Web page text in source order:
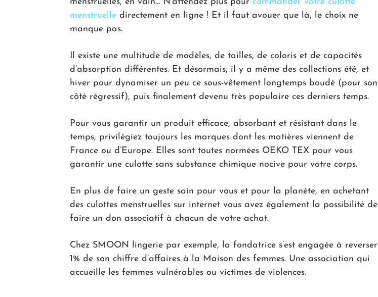
menstruelle directement en ligne ! Et il faut avouer que là, le choix ne
manque pas.
Il existe une multitude de modèles, de tailles, de coloris et de capacités
d’absorption différentes. Et désormais, il y a même des collections été, et
hiver pour dynamiser un peu ce sous-vêtement longtemps boudé (pour son
côté régressif), puis finalement devenu très populaire ces derniers temps.
Pour vous garantir un produit efficace, absorbant et résistant dans le
temps, privilégiez toujours les marques dont les matières viennent de
France ou d’Europe. Elles sont toutes normées OEKO TEX pour vous
garantir une culotte sans substance chimique nocive pour votre corps.
En plus de faire un geste sain pour vous et pour la planète, en achetant
des culottes menstruelles sur internet vous avez également la possibilité de
faire un don associatif à chacun de votre achat.
Chez SMOON lingerie par exemple, la fondatrice s’est engagée à reverser
1% de son chiffre d’affaires à la Maison des femmes. Une association qui
accueille les femmes vulnérables ou victimes de violences.